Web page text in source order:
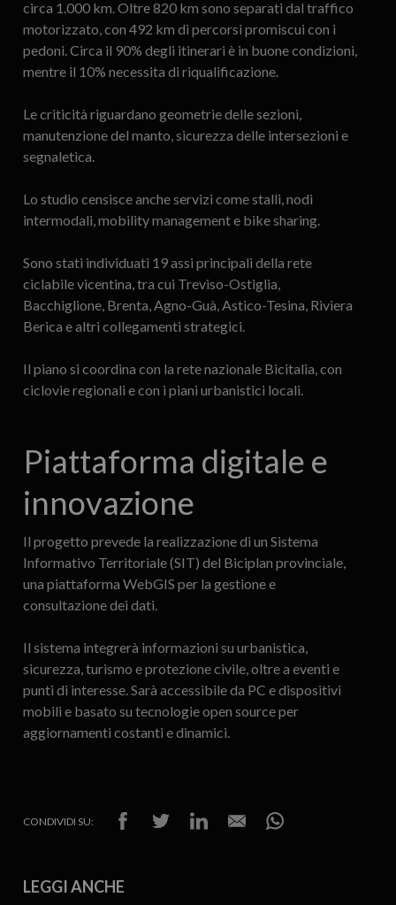
circa 1.000 km. Oltre 820 km sono separati dal traffico
motorizzato, con 492 km di percorsi promiscui con i
pedoni. Circa il 90% degli itinerari è in buone condizioni,
mentre il 10% necessita di riqualificazione.
Le criticità riguardano geometrie delle sezioni,
manutenzione del manto, sicurezza delle intersezioni e
segnaletica.
Lo studio censisce anche servizi come stalli, nodi
intermodali, mobility management e bike sharing.
Sono stati individuati 19 assi principali della rete
ciclabile vicentina, tra cui Treviso-Ostiglia,
Bacchiglione, Brenta, Agno-Guà, Astico-Tesina, Riviera
Berica e altri collegamenti strategici.
Il piano si coordina con la rete nazionale Bicitalia, con
ciclovie regionali e con i piani urbanistici locali.
Piattaforma digitale e
innovazione
Il progetto prevede la realizzazione di un Sistema
Informativo Territoriale (SIT) del Biciplan provinciale,
una piattaforma WebGIS per la gestione e
consultazione dei dati.
Il sistema integrerà informazioni su urbanistica,
sicurezza, turismo e protezione civile, oltre a eventi e
punti di interesse. Sarà accessibile da PC e dispositivi
mobili e basato su tecnologie open source per
aggiornamenti costanti e dinamici.
CONDIVIDI SU:
LEGGI ANCHE